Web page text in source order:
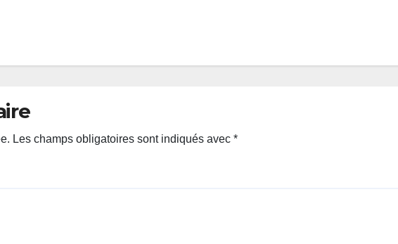
Les champs obligatoires sont indiqués avec *